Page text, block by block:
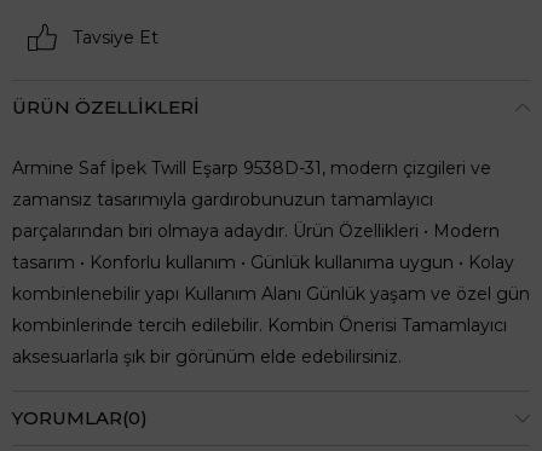
Tavsiye Et
ÜRÜN ÖZELLIKLERI
Armine Saf İpek Twill Eşarp 9538D-31, modern çizgileri ve
zamansız tasarımıyla gardırobunuzun tamamlayıcı
parçalarından biri olmaya adaydır. Ürün Özellikleri • Modern
tasarım • Konforlu kullanım • Günlük kullanıma uygun • Kolay
kombinlenebilir yapı Kullanım Alanı Günlük yaşam ve özel gün
kombinlerinde tercih edilebilir. Kombin Önerisi Tamamlayıcı
aksesuarlarla şık bir görünüm elde edebilirsiniz.
YORUMLAR(0)